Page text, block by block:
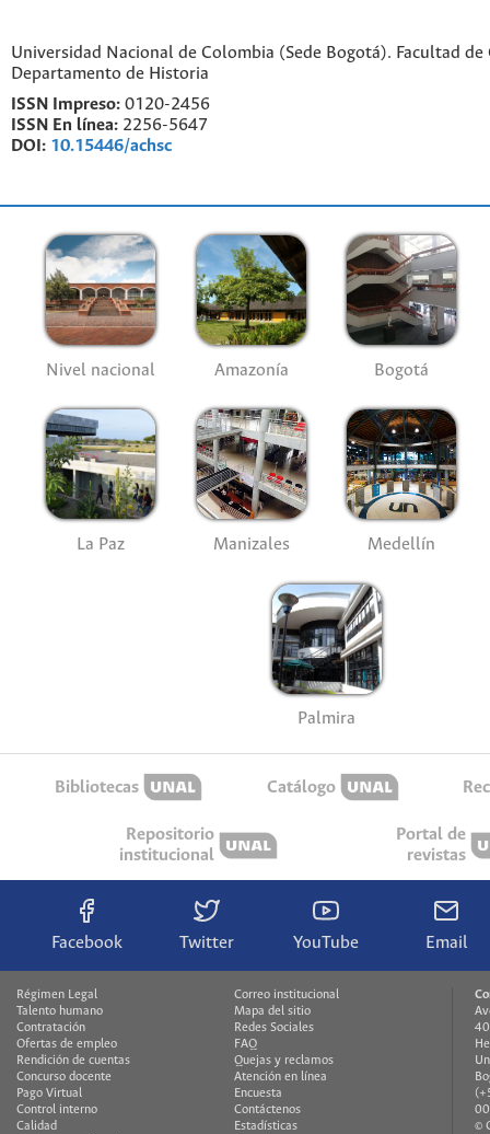
Universidad Nacional de Colombia (Sede Bogotá). Facultad de
Departamento de Historia
ISSN Impreso: 0120-2456
ISSN En línea: 2256-5647
DOI: 10.15446/achsc
Nivel nacional Amazonía Bogotá
La Paz Manizales Medellín
Palmira
Bibliotecas Catálogo
Repositorio
institucional
Portal de
revistas
Facebook Twitter YouTube Email
Régimen Legal
Talento humano
Contratación
Ofertas de empleo
Rendición de cuentas
Concurso docente
Pago Virtual
Control interno
Calidad
Correo institucional
Mapa del sitio
Redes Sociales
FAQ
Quejas y reclamos
Atención en línea
Encuesta
Contáctenos
Estadísticas
©